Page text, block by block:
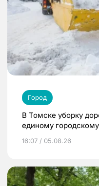
Город
В Томске уборку
единому
16:07 / 05.08.26